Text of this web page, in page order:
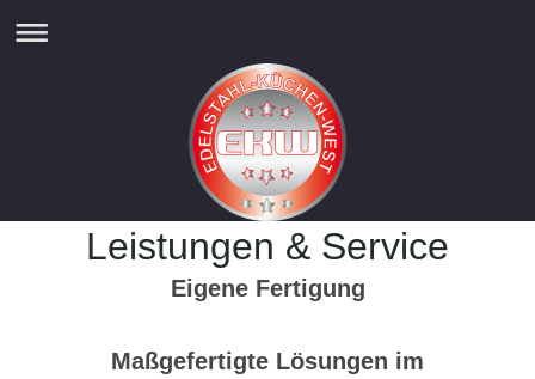
Leistungen & Service
Eigene Fertigung
Maßgefertigte Lösungen im